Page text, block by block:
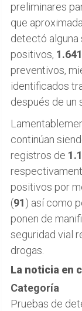
preliminares
que
detectó alguna
positivos, 1.641
preventivos,
identificados
después de un
continúan
registros de
positivos por
(91) así como
ponen de
seguridad vial
drogas.
La noticia en
Categoría
Pruebas de